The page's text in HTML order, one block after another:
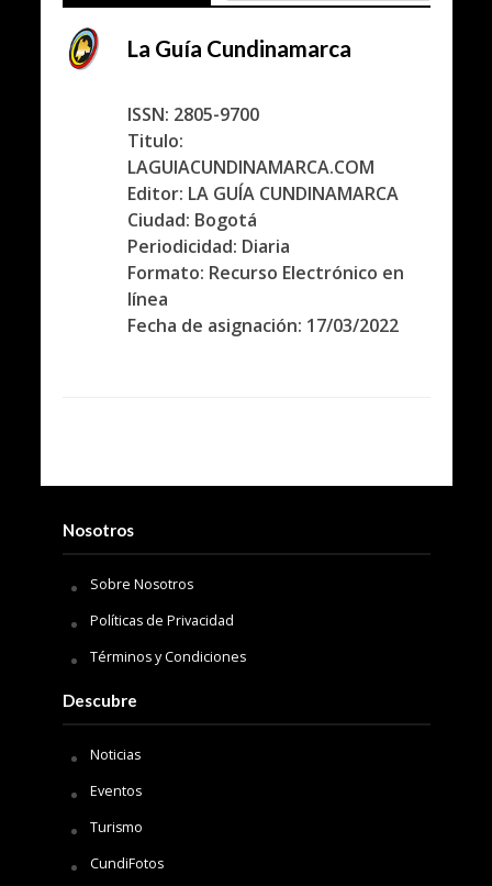
La Guía Cundinamarca
ISSN: 2805-9700
Titulo:
LAGUIACUNDINAMARCA.COM
Editor: LA GUÍA CUNDINAMARCA
Ciudad: Bogotá
Periodicidad: Diaria
Formato: Recurso Electrónico en
línea
Fecha de asignación: 17/03/2022
Nosotros
Sobre Nosotros
Políticas de Privacidad
Términos y Condiciones
Descubre
Noticias
Eventos
Turismo
CundiFotos